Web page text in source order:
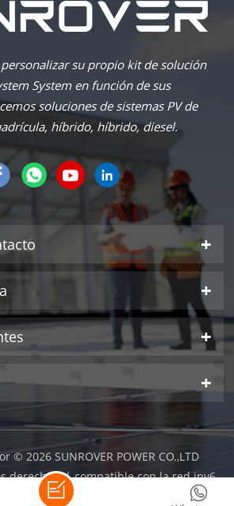
personalizar su propio kit de solución
System en función de sus
soluciones de sistemas PV de
híbrido, híbrido, diesel.
© 2026 SUNROVER POWER CO.,LTD
derechos.| compatible con la red ipv6